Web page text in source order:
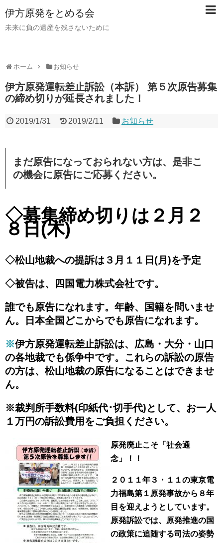
伊方原発をとめる会
未来に負の遺産を残さないために
ホーム お知らせ
伊方原発運転差止訴訟（本訴） 第５次原告募集
の締め切りが延長されました！
2019/1/31 2019/2/11 お知らせ
ま だ原告になっておられない方は、 是非こ
の機会に原告にご応募 く ださい。
◇募集締め切りは２月２
８日(木)
◇松山地裁への提訴は３月１１日(月)を予定
◇被告は、四国電力株式会社です。
誰でも原告になれます。年齢、国籍を問いませ
ん。日本全国どこからでも原告になれます。
※伊方原発運転差止訴訟は、広島・大分・山口
の各地裁でも係争中です。これらの訴訟の原告
の方は、松山地裁の原告になることはできませ
ん。
※裁判所手数料(印紙代･切手代)として、お一人
１万円の訴訟費用をご負担ください。
原発廃止こそ「社会通
念」！！
２０１１年３・１１の東京電
力福島第１原発事故から８年
目を迎えようとしています。
原発訴訟では、原発推進の国
の政策に追随する司法の姿勢